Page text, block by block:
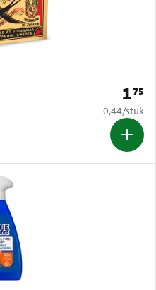
Prijs:
175
€ 0,44 per
0,44/stuk